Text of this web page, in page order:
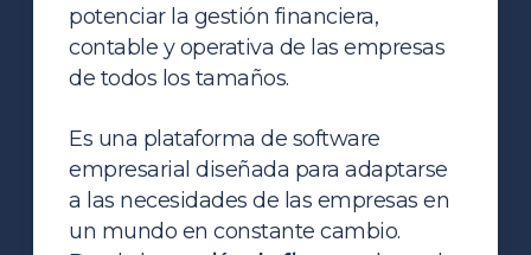
potenciar la gestión financiera,
contable y operativa de las empresas
de todos los tamaños.
Es una plataforma de software
empresarial diseñada para adaptarse
a las necesidades de las empresas en
un mundo en constante cambio.